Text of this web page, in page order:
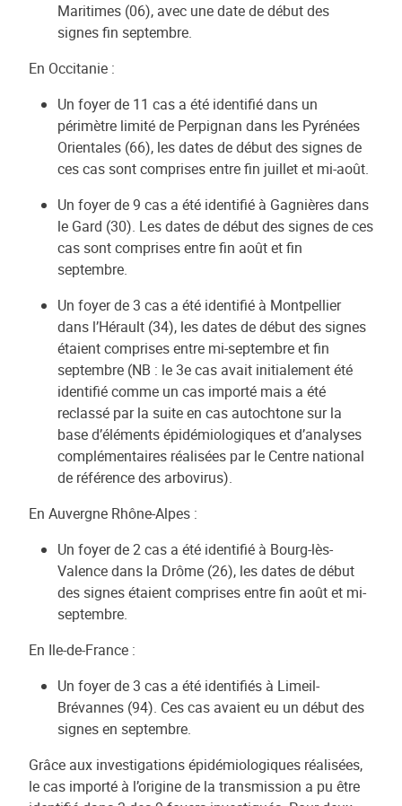
Maritimes (06), avec une date de début des
signes fin septembre.
En Occitanie :
Un foyer de 11 cas a été identifié dans un
périmètre limité de Perpignan dans les Pyrénées
Orientales (66), les dates de début des signes de
ces cas sont comprises entre fin juillet et mi-août.
Un foyer de 9 cas a été identifié à Gagnières dans
le Gard (30). Les dates de début des signes de ces
cas sont comprises entre fin août et fin
septembre.
Un foyer de 3 cas a été identifié à Montpellier
dans l’Hérault (34), les dates de début des signes
étaient comprises entre mi-septembre et fin
septembre (NB : le 3e cas avait initialement été
identifié comme un cas importé mais a été
reclassé par la suite en cas autochtone sur la
base d’éléments épidémiologiques et d’analyses
complémentaires réalisées par le Centre national
de référence des arbovirus).
En Auvergne Rhône-Alpes :
Un foyer de 2 cas a été identifié à Bourg-lès-
Valence dans la Drôme (26), les dates de début
des signes étaient comprises entre fin août et mi-
septembre.
En Ile-de-France :
Un foyer de 3 cas a été identifiés à Limeil-
Brévannes (94). Ces cas avaient eu un début des
signes en septembre.
Grâce aux investigations épidémiologiques réalisées,
le cas importé à l’origine de la transmission a pu être